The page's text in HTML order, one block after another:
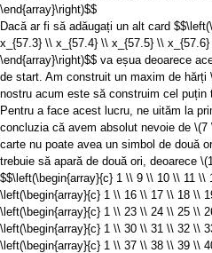
\end{array}\right)$$
Dacă ar fi să adăugați un alt card
x_{57.3} \\ x_{57.4} \\ x_{57.5} \\
\end{array}\right)$$ va eșua deoarece
de start. Am construit un maxim de hărți
nostru acum este să construim cel puțin
Pentru a face acest lucru, ne uităm la
concluzia că avem absolut nevoie de \(7
carte nu poate avea un simbol de două
trebuie să apară de două ori, deoarece
$$\left(\begin{array}{c} 1 \\ 9 \\ 10 \\ 11 \\
\left(\begin{array}{c} 1 \\ 16 \\ 17 \\ 18 \\
\left(\begin{array}{c} 1 \\ 23 \\ 24 \\ 25 \\
\left(\begin{array}{c} 1 \\ 30 \\ 31 \\ 32 \\
\left(\begin{array}{c} 1 \\ 37 \\ 38 \\ 39 \\